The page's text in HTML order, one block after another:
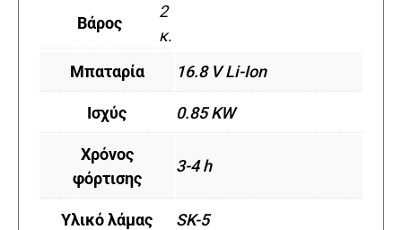
Βάρος
2
κ.
Μπαταρία
16.8 V Li-Ion
Ισχύς 0.85 KW
Χρόνος
φόρτισης
3-4 h
Υλικό λάμας SK-5